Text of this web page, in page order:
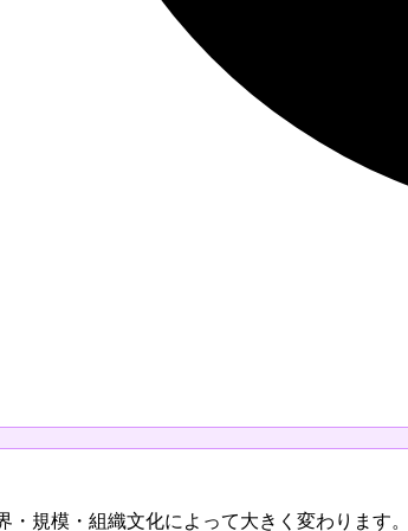
・規模・組織文化によって大きく変わります